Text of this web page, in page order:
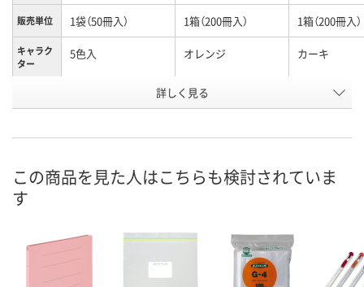
販売単位 1袋（50冊入） 1箱（200冊入） 1箱（200冊入）
キャラク
ター
5色入 オレンジ カーキ
K086458 K086462
8月25日（火）まで
カゴへ カゴへ
詳しく見る
この商品を見た人はこちらも検討されていま
す